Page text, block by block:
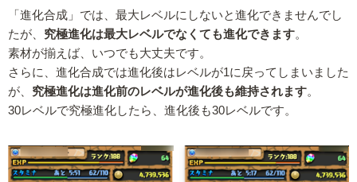
「進化合成」では、最大レベルにしないと進化できませんでし
たが、 究極進化は最大レベルでなくても進化できます。
素材が揃えば、いつでも大丈夫です。
さらに、進化合成では進化後はレベルが1に戻ってしまいました
が、 究極進化は進化前のレベルが進化後も維持されます。
30レベルで究極進化したら、進化後も30レベルです。